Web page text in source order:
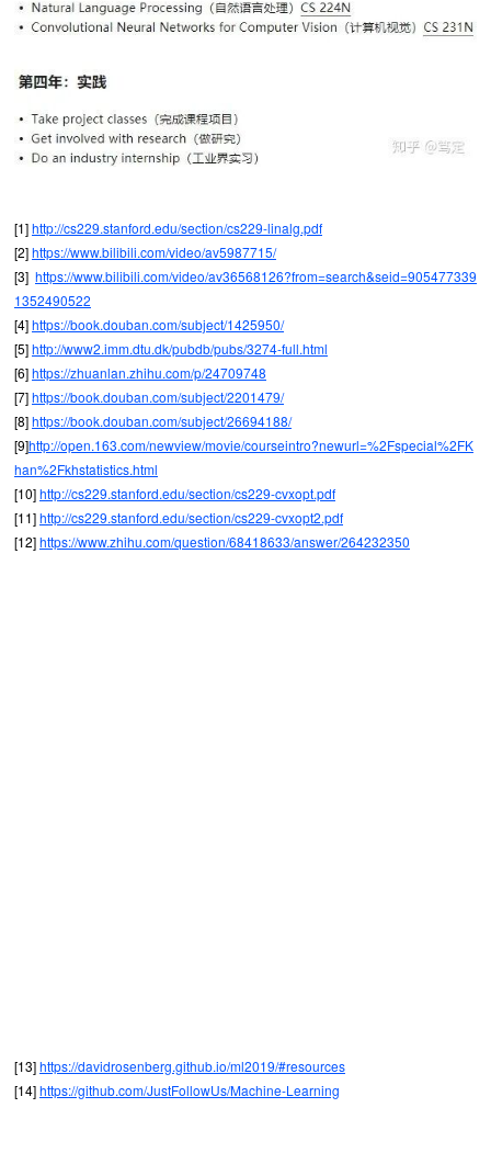
[1]http://cs229.stanford.edu/section/cs229-linalg.pdf
[2]https://www.bilibili.com/video/av5987715/
[3] https://www.bilibili.com/video/av36568126?from=search&seid=905477339
1352490522
[4]https://book.douban.com/subject/1425950/
[5]http://www2.imm.dtu.dk/pubdb/pubs/3274-full.html
[6]https://zhuanlan.zhihu.com/p/24709748
[7]https://book.douban.com/subject/2201479/
[8]https://book.douban.com/subject/26694188/
[9]http://open.163.com/newview/movie/courseintro?newurl=%2Fspecial%2FK
han%2Fkhstatistics.html
[10]http://cs229.stanford.edu/section/cs229-cvxopt.pdf
[11]http://cs229.stanford.edu/section/cs229-cvxopt2.pdf
[12]https://www.zhihu.com/question/68418633/answer/264232350
[13]https://davidrosenberg.github.io/ml2019/#resources
[14]https://github.com/JustFollowUs/Machine-Learning